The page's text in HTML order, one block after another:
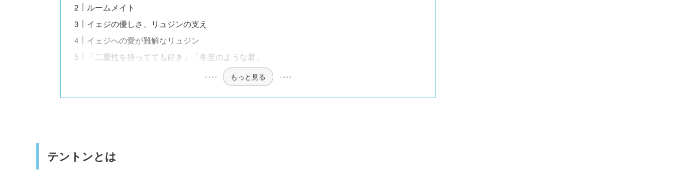
ルームメイト
イェジの優しさ、リュジンの支え
イェジへの愛が難解なリュジン
「二重性を持ってても好き」「冬至のような君」
もっと見る
テントンとは